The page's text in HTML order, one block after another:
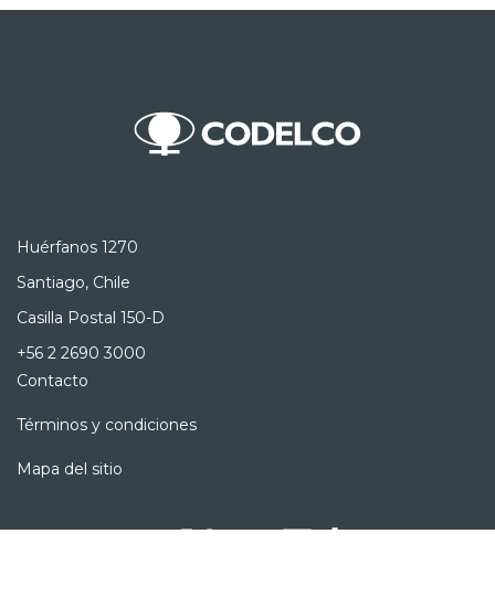
Huérfanos 1270
Santiago, Chile
Casilla Postal 150-D
+56 2 2690 3000
Contacto
Términos y condiciones
Mapa del sitio